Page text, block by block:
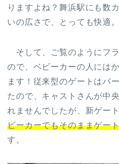
りますよね？舞浜駅にも数
いの広さで、とっても快適。
そして、ご覧のようにフ
ので、ベビーカーの人には
ます！従来型のゲートはバ
たので、キャストさんが中
れませんでしたが、新ゲー
ビーカーでもそのままゲー
す。